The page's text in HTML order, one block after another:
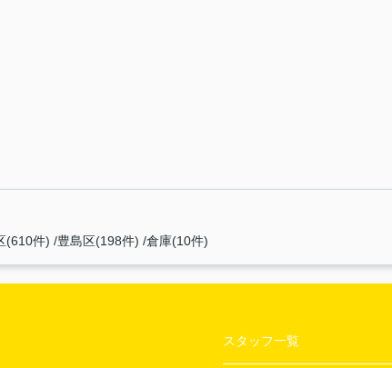
(610件) 豊島区(198件) 倉庫(10件)
スタッフ一覧